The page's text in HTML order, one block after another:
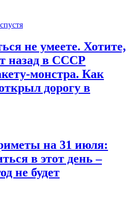
не умеете. Хотите,
назад в СССР
монстра. Как
дорогу в
на 31 июля:
в этот день –
не будет